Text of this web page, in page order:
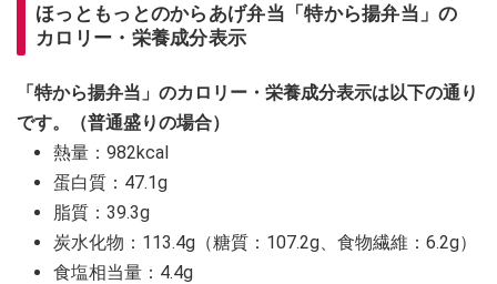
ほっともっとのからあげ弁当「特から揚弁当」の
カロリー・栄養成分表示
「特から揚弁当」のカロリー・栄養成分表示は以下の通り
です。（普通盛りの場合）
熱量：982kcal
蛋白質：47.1g
脂質：39.3g
炭水化物：113.4g（糖質：107.2g、食物繊維：6.2g）
食塩相当量：4.4g